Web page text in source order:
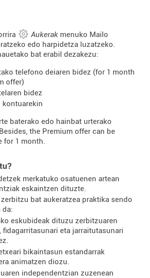
Aukerak menuko Mailo
edo harpidetza luzatzeko.
bat erabil dezakezu:
telefono deiaren bidez (for 1 month
offer)
bidez
kontuarekin
baterako edo hainbat urterako
the Premium offer can be
for 1 month.
merkatuko osatuenen artean
eskaintzen dituzte.
bat aukeratzea praktika sendo
da:
eskubideak dituzu zerbitzuaren
fidagarritasunari eta jarraitutasunari
bikaintasun estandarrak
animatzen diozu.
independentzian zuzenean